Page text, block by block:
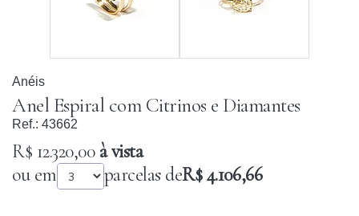
Anéis
Anel Espiral com Citrinos e Diamantes
Ref.: 43662
R$ 12.320,00à vista
ou em
parcelas deR$ 4.106,66